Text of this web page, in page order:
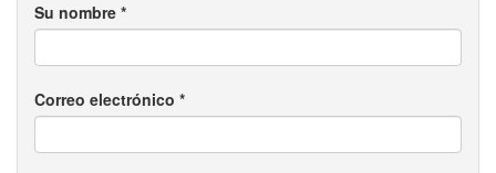
Su nombre *
Correo electrónico *